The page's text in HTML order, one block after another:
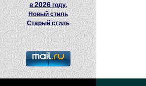
в2026 году.
Новый стиль
Старый стиль